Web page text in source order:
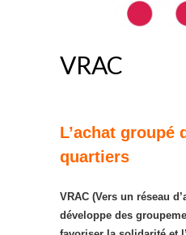
VRAC
L’achat groupé
quartiers
VRAC (Vers un réseau
développe des